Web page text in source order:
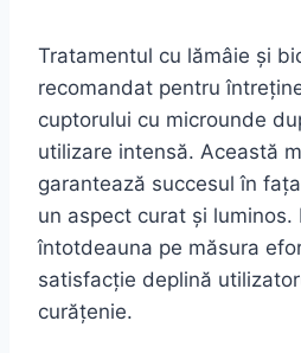
Tratamentul cu lămâie și
recomandat pentru
cuptorului cu microunde
utilizare intensă. Această
garantează succesul în
un aspect curat și luminos.
întotdeauna pe măsura
satisfacție deplină
curățenie.